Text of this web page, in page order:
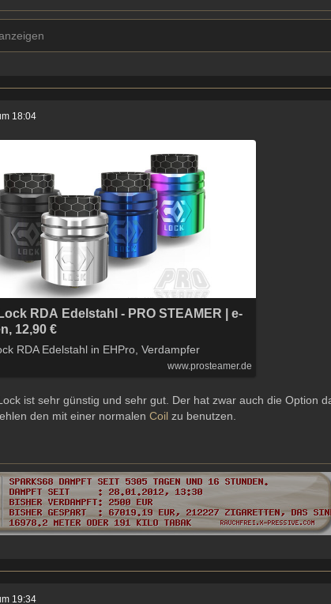
18:04
RDA Edelstahl - PRO STEAMER | e-
12,90 €
RDA Edelstahl in EHPro, Verdampfer
www.prosteamer.de
ist sehr günstig und sehr gut. Der hat zwar auch die Option
den mit einer normalenCoil zu benutzen.
19:34